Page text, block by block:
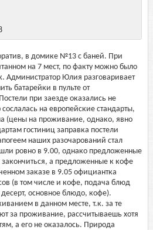
в домике №13 с баней. При
на 7 мест, по факту можно было
Администратор Юлия разговаривает
батарейки в пульте от
при заезде оказались не
на европейские стандарты,
(цены на проживание, однако, явно
гостиниц заправка постели
наших разочарований стал
ровно в 9.00, однако предложенные
а предложенные к кофе
заказе в 9.05 официантка
(в том числе и кофе, подача блюд
основное блюдо, кофе).
в данном месте, т.к. за те
за проживание, рассчитываешь хотя
а его не оказалось. Природа